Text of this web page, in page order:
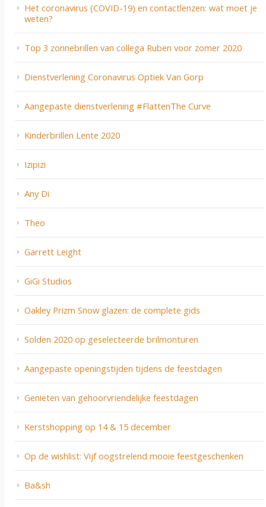
Het coronavirus (COVID-19) en contactlenzen: wat moet je
weten?
Top 3 zonnebrillen van collega Ruben voor zomer 2020
Dienstverlening Coronavirus Optiek Van Gorp
Aangepaste dienstverlening #FlattenThe Curve
Kinderbrillen Lente 2020
Izipizi
Any Di
Theo
Garrett Leight
GiGi Studios
Oakley Prizm Snow glazen: de complete gids
Solden 2020 op geselecteerde brilmonturen
Aangepaste openingstijden tijdens de feestdagen
Genieten van gehoorvriendelijke feestdagen
Kerstshopping op 14 & 15 december
Op de wishlist: Vijf oogstrelend mooie feestgeschenken
Ba&sh